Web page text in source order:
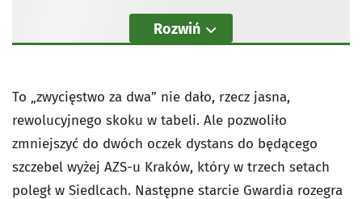
Rozwiń
To „zwycięstwo za dwa” nie dało, rzecz jasna,
rewolucyjnego skoku w tabeli. Ale pozwoliło
zmniejszyć do dwóch oczek dystans do będącego
szczebel wyżej AZS-u Kraków, który w trzech setach
poległ w Siedlcach. Następne starcie Gwardia rozegra